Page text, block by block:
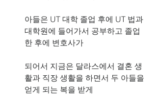
아들은 UT 대학 졸업 후에 UT 법과
대학원에 들어가서 공부하고 졸업
한 후에 변호사가
되어서 지금은 달라스에서 결혼 생
활과 직장 생활을 하면서 두 아들을
얻게 되는 복을 받게